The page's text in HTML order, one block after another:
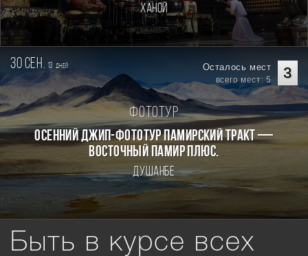
Ханой
30 сен. 13 дней 3
Осталось мест
всего мест: 5
Фототур
Осенний джип-фототур Памирский Тракт —
Восточный Памир плюс.
Душанбе
Быть в курсе всех